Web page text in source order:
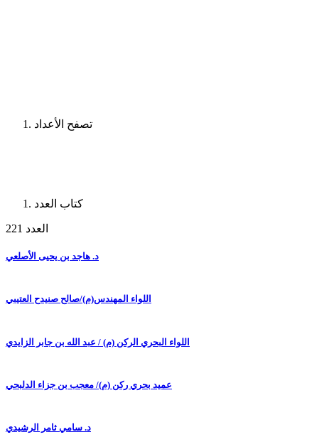
تصفح الأعداد
كتاب العدد
العدد 221
د. هاجد بن يحيى الأصلعي
اللواء المهندس(م)/صالح صنيدح العتيبي
اللواء البحري الركن (م) / عبد الله بن جابر الزايدي
عميد بحري ركن (م)/ معجب بن جزاء الدلبحي
د. سامي ثامر الرشيدي